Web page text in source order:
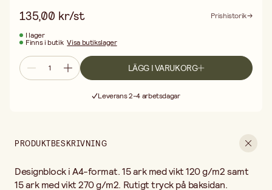
135,00 kr/st
Prishistorik
I lager
Finns i butik Visa butikslager
LÄGG I VARUKORG
Leverans 2-4 arbetsdagar
PRODUKTBESKRIVNING
Designblock i A4-format. 15 ark med vikt 120 g/m2 samt
15 ark med vikt 270 g/m2. Rutigt tryck på baksidan.